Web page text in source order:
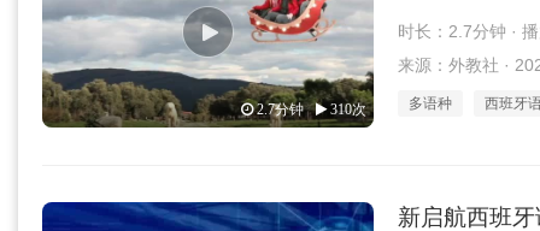
2.7分钟 310次
时长：2.7分钟 ·
来源：外教社 ·
多语种 西班牙
新启航西班